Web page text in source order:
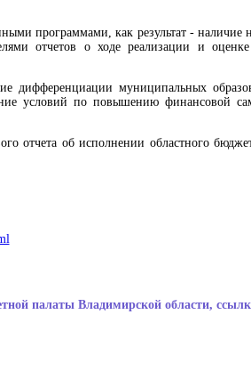
программами, как результат -
отчетов о ходе реализации и
муниципальных
условий по повышению финансовой
отчета об исполнении областного
палаты Владимирской области,